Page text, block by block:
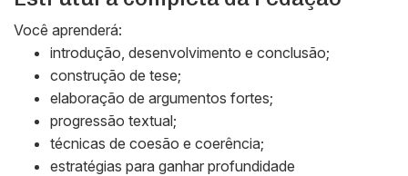
Você aprenderá:
introdução, desenvolvimento e conclusão;
construção de tese;
elaboração de argumentos fortes;
progressão textual;
técnicas de coesão e coerência;
estratégias para ganhar profundidade